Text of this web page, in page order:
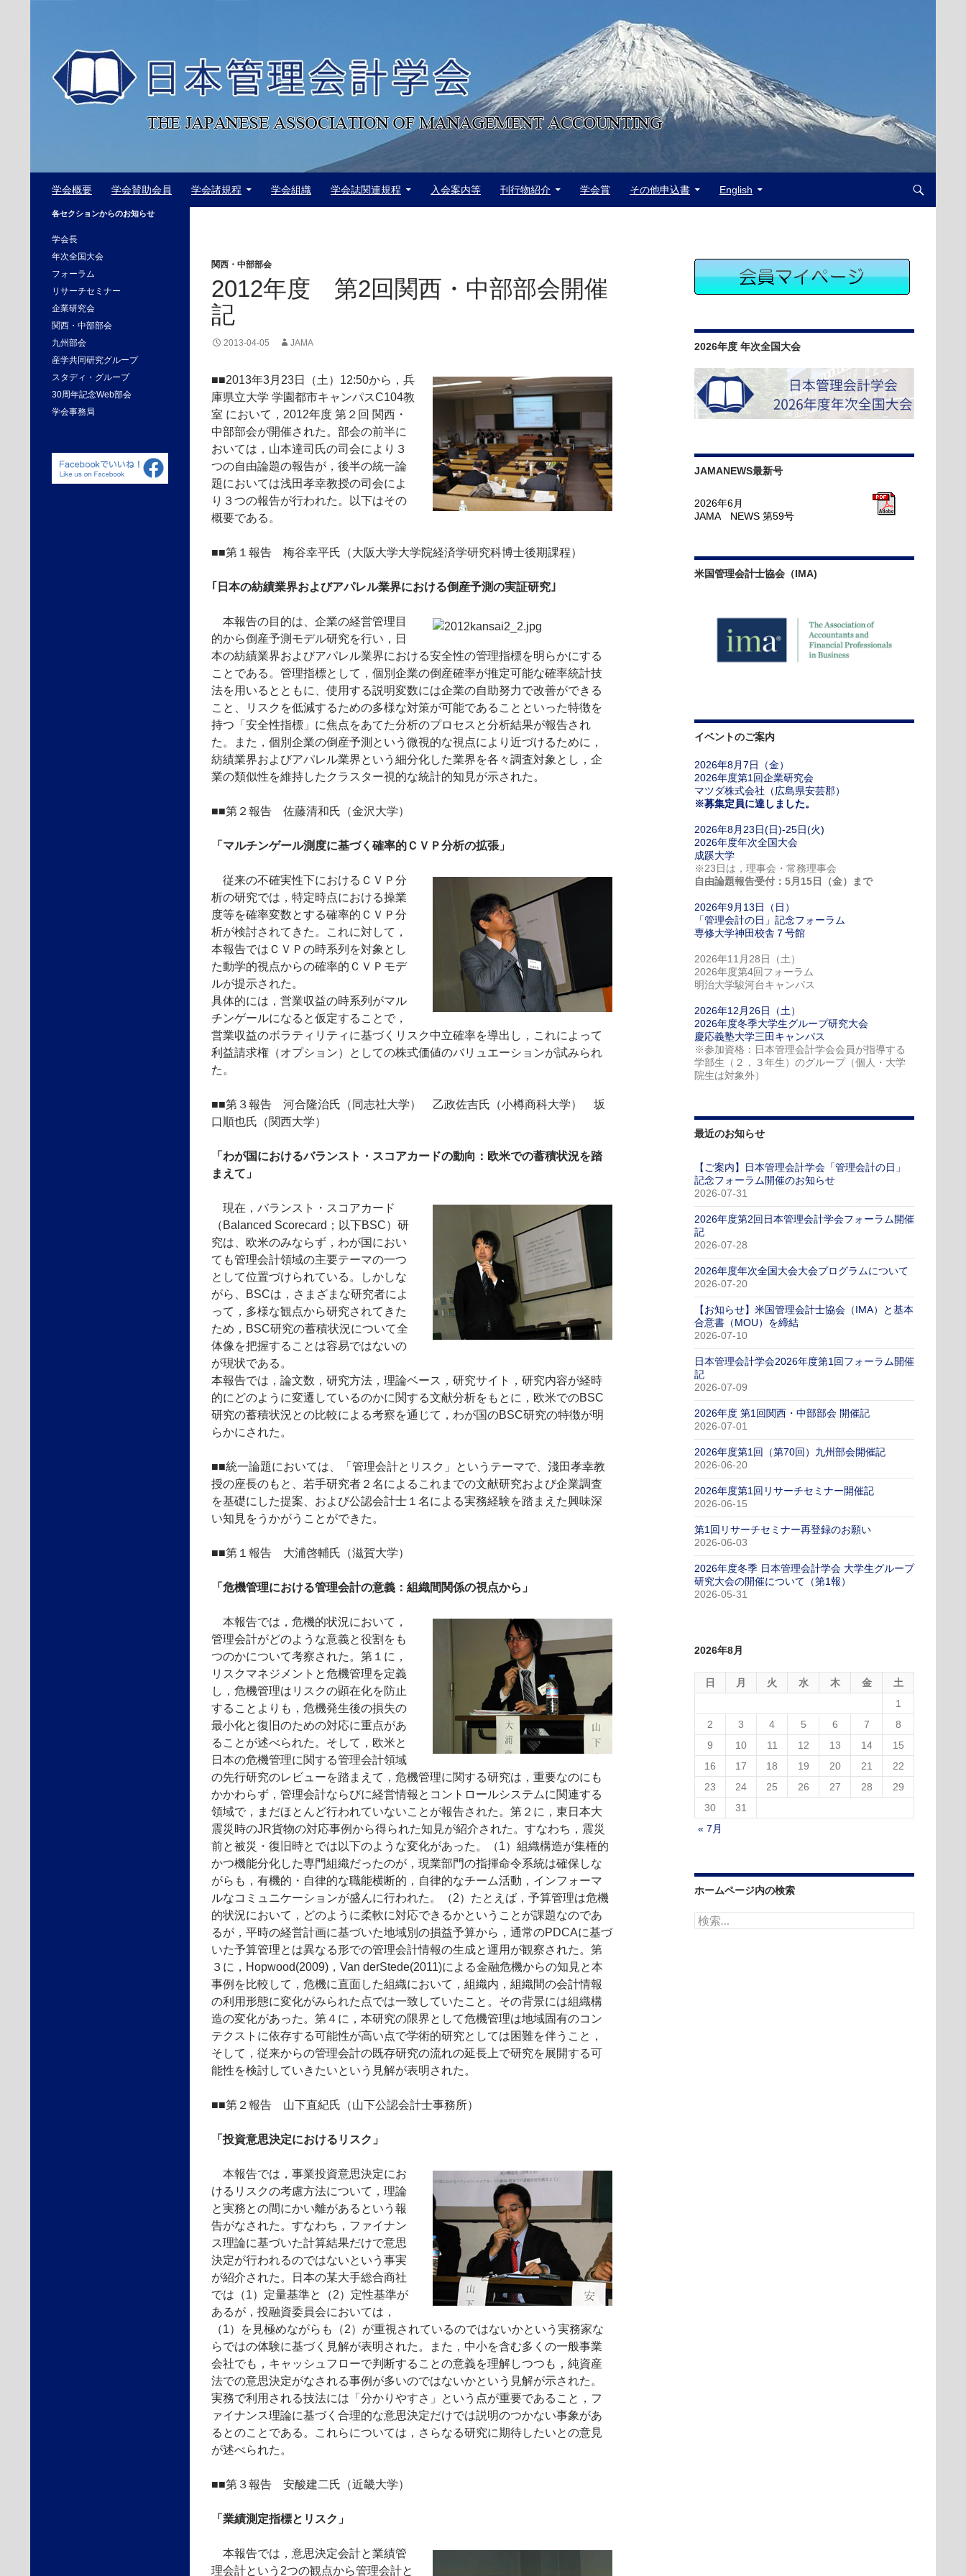
日本管理会計学会
学会概要 学会賛助会員 学会諸規程 学会組織 学会誌関連規程 入会案内等 刊行物紹介 学会賞 その他申込書 English
関西・中部部会
2012年度 第2回関西・中部部会開催
記
2013-04-05 JAMA
■■2013年3月23日（土）12:50から，兵
庫県立大学 学園都市キャンパスC104教
室 において，2012年度 第２回 関西・
中部部会が開催された。部会の前半に
おいては，山本達司氏の司会により３
つの自由論題の報告が，後半の統一論
題においては浅田孝幸教授の司会によ
り３つの報告が行われた。以下はその
概要である。
■■第１報告 梅谷幸平氏（大阪大学大学院経済学研究科博士後期課程）
｢日本の紡績業界およびアパレル業界における倒産予測の実証研究｣
本報告の目的は、企業の経営管理目
的から倒産予測モデル研究を行い，日
本の紡績業界およびアパレル業界における安全性の管理指標を明らかにする
ことである。管理指標として，個別企業の倒産確率が推定可能な確率統計技
法を用いるとともに、使用する説明変数には企業の自助努力で改善ができる
こと、リスクを低減するための多様な対策が可能であることといった特徴を
持つ「安全性指標」に焦点をあてた分析のプロセスと分析結果が報告され
た。また，個別企業の倒産予測という微視的な視点により近づけるために，
紡績業界およびアパレル業界という細分化した業界を各々調査対象とし，企
業の類似性を維持したクラスター視的な統計的知見が示された。
■■第２報告 佐藤清和氏（金沢大学）
「マルチンゲール測度に基づく確率的ＣＶＰ分析の拡張」
従来の不確実性下におけるＣＶＰ分
析の研究では，特定時点における操業
度等を確率変数とする確率的ＣＶＰ分
析が検討されてきた。これに対して，
本報告ではＣＶＰの時系列を対象とし
た動学的視点からの確率的ＣＶＰモデ
ルが提示された。
具体的には，営業収益の時系列がマル
チンゲールになると仮定することで，
営業収益のボラティリティに基づくリスク中立確率を導出し，これによって
利益請求権（オプション）としての株式価値のバリュエーションが試みられ
た。
■■第３報告 河合隆治氏（同志社大学） 乙政佐吉氏（小樽商科大学） 坂
口順也氏（関西大学）
「わが国におけるバランスト・スコアカードの動向：欧米での蓄積状況を踏
まえて」
現在，バランスト・スコアカード
（Balanced Scorecard；以下BSC）研
究は、欧米のみならず，わが国におい
ても管理会計領域の主要テーマの一つ
として位置づけられている。しかしな
がら、BSCは，さまざまな研究者によ
って，多様な観点から研究されてきた
ため，BSC研究の蓄積状況について全
体像を把握することは容易ではないの
が現状である。
本報告では，論文数，研究方法，理論ベース，研究サイト，研究内容が経時
的にどのように変遷しているのかに関する文献分析をもとに，欧米でのBSC
研究の蓄積状況との比較による考察を通じて，わが国のBSC研究の特徴が明
らかにされた。
■■統一論題においては、「管理会計とリスク」というテーマで、淺田孝幸教
授の座長のもと、若手研究者２名によるこれまでの文献研究および企業調査
を基礎にした提案、および公認会計士１名による実務経験を踏まえた興味深
い知見をうかがうことができた。
■■第１報告 大浦啓輔氏（滋賀大学）
「危機管理における管理会計の意義：組織間関係の視点から」
本報告では，危機的状況において，
管理会計がどのような意義と役割をも
つのかについて考察された。第１に，
リスクマネジメントと危機管理を定義
し，危機管理はリスクの顕在化を防止
することよりも，危機発生後の損失の
最小化と復旧のための対応に重点があ
ることが述べられた。そして，欧米と
日本の危機管理に関する管理会計領域
の先行研究のレビューを踏まえて，危機管理に関する研究は，重要なのにも
かかわらず，管理会計ならびに経営情報とコントロールシステムに関連する
領域で，まだほとんど行われていないことが報告された。第２に，東日本大
震災時のJR貨物の対応事例から得られた知見が紹介された。すなわち，震災
前と被災・復旧時とでは以下のような変化があった。（1）組織構造が集権的
かつ機能分化した専門組織だったのが，現業部門の指揮命令系統は確保しな
がらも，有機的・自律的な職能横断的，自律的なチーム活動，インフォーマ
ルなコミュニケーションが盛んに行われた。（2）たとえば，予算管理は危機
的状況において，どのように柔軟に対応できるかということが課題なのであ
るが，平時の経営計画に基づいた地域別の損益予算から，通常のPDCAに基づ
いた予算管理とは異なる形での管理会計情報の生成と運用が観察された。第
３に，Hopwood(2009)，Van derStede(2011)による金融危機からの知見と本
事例を比較して，危機に直面した組織において，組織内，組織間の会計情報
の利用形態に変化がみられた点では一致していたこと。その背景には組織構
造の変化があった。第４に，本研究の限界として危機管理は地域固有のコン
テクストに依存する可能性が高い点で学術的研究としては困難を伴うこと，
そして，従来からの管理会計の既存研究の流れの延長上で研究を展開する可
能性を検討していきたいという見解が表明された。
■■第２報告 山下直紀氏（山下公認会計士事務所）
「投資意思決定におけるリスク」
本報告では，事業投資意思決定にお
けるリスクの考慮方法について，理論
と実務との間にかい離があるという報
告がなされた。すなわち，ファイナン
ス理論に基づいた計算結果だけで意思
決定が行われるのではないという事実
が紹介された。日本の某大手総合商社
では（1）定量基準と（2）定性基準が
あるが，投融資委員会においては，
（1）を見極めながらも（2）が重視されているのではないかという実務家な
らではの体験に基づく見解が表明された。また，中小を含む多くの一般事業
会社でも，キャッシュフローで判断することの意義を理解しつつも，純資産
法での意思決定がなされる事例が多いのではないかという見解が示された。
実務で利用される技法には「分かりやすさ」という点が重要であること，フ
ァイナンス理論に基づく合理的な意思決定だけでは説明のつかない事象があ
るとのことである。これらについては，さらなる研究に期待したいとの意見
が述べられた。
■■第３報告 安酸建二氏（近畿大学）
「業績測定指標とリスク」
本報告では，意思決定会計と業績管
理会計という2つの観点から管理会計と
2026年度 年次全国大会
JAMANEWS最新号
2026年6月
JAMA NEWS 第59号
米国管理会計士協会（IMA)
イベントのご案内
2026年8月7日（金）
2026年度第1回企業研究会
マツダ株式会社（広島県安芸郡）
※募集定員に達しました。
2026年8月23日(日)-25日(火)
2026年度年次全国大会
成蹊大学
※23日は，理事会・常務理事会
自由論題報告受付：5月15日（金）まで
2026年9月13日（日）
「管理会計の日」記念フォーラム
専修大学神田校舎７号館
2026年11月28日（土）
2026年度第4回フォーラム
明治大学駿河台キャンパス
2026年12月26日（土）
2026年度冬季大学生グループ研究大会
慶応義塾大学三田キャンパス
※参加資格：日本管理会計学会会員が指導する
学部生（２，３年生）のグループ（個人・大学
院生は対象外）
最近のお知らせ
【ご案内】日本管理会計学会「管理会計の日」
記念フォーラム開催のお知らせ
2026-07-31
2026年度第2回日本管理会計学会フォーラム開催
記
2026-07-28
2026年度年次全国大会大会プログラムについて
2026-07-20
【お知らせ】米国管理会計士協会（IMA）と基本
合意書（MOU）を締結
2026-07-10
日本管理会計学会2026年度第1回フォーラム開催
記
2026-07-09
2026年度 第1回関西・中部部会 開催記
2026-07-01
2026年度第1回（第70回）九州部会開催記
2026-06-20
2026年度第1回リサーチセミナー開催記
2026-06-15
第1回リサーチセミナー再登録のお願い
2026-06-03
2026年度冬季 日本管理会計学会 大学生グループ
研究大会の開催について（第1報）
2026-05-31
2026年8月
日 月 火 水 木 金
土
1
2
3 4 5 6 7
8
9
10 11 12 13 14
15
16
17 18 19 20 21
22
23
24 25 26 27 28
29
30
31
« 7月
ホームページ内の検索
検
索:
The Japanese Association of
各セクションからのお知らせ
学会長
年次全国大会
フォーラム
リサーチセミナー
企業研究会
関西・中部部会
九州部会
産学共同研究グループ
スタディ・グループ
30周年記念Web部会
学会事務局